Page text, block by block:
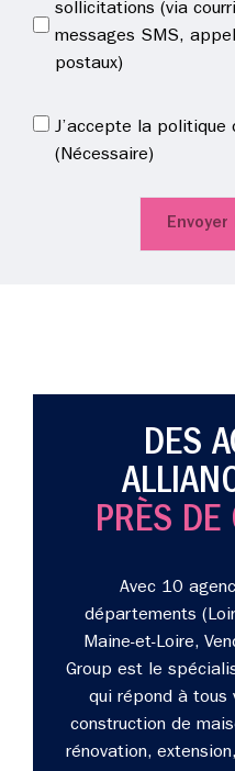
sollicitations (via
messages SMS,
postaux)
RGPD(Nécessaire)
J’accepte la politique
(Nécessaire)
DES
PRÈS DE
Avec 10
départements
Maine-et-Loire,
Group est le
qui répond à tous
construction de
rénovation,